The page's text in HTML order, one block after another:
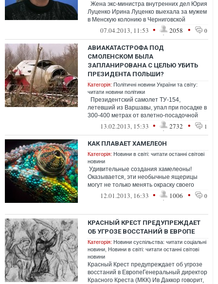
Жена экс-министра внутренних дел Юрия
Луценко Ирина Луценко выехала за мужем
в Менскую колонию в Черниговской
области, сообщает пресс-служба "...
07.04.2013, 11:53 • 2058 • 0
АВИАКАТАСТРОФА ПОД
СМОЛЕНСКОМ БЫЛА
ЗАПЛАНИРОВАНА С ЦЕЛЬЮ УБИТЬ
ПРЕЗИДЕНТА ПОЛЬШИ?
Категорія: Політичні новини України та світу:
читати новини політики
Президентский самолет ТУ-154,
летевший из Варшавы, упал при посадке в
300-400 метрах от взлетно-посадочной
полосы военного аэродрома Северны...
13.02.2013, 15:33 • 2732 • 1
КАК ПЛАВАЕТ ХАМЕЛЕОН
Категорія: Новини в світі: читати останні світові
новини
Удивительные создания хамелеоны!
Оказывается, эти необычные ящерицы
могут не только менять окраску своего
тела, но и поразительным образом
12.01.2013, 16:33 • 1006 • 0
КРАСНЫЙ КРЕСТ ПРЕДУПРЕЖДАЕТ
ОБ УГРОЗЕ ВОССТАНИЙ В ЕВРОПЕ
Категорія: Новини суспільства: читати соціальні
новини Новини в світі: читати останні світові
новини
Красный Крест предупреждает об угрозе
восстаний в ЕвропеГенеральный директор
Красного Креста (МКК) Ив Даккор говорит,